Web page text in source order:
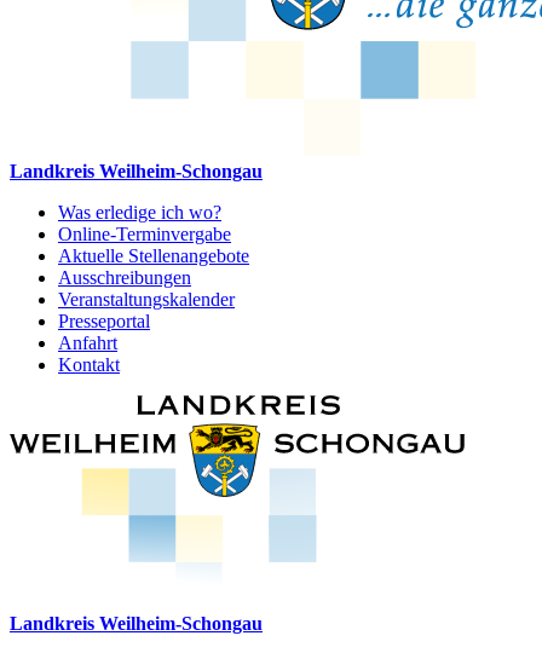
Landkreis Weilheim-Schongau
Was erledige ich wo?
Online-Terminvergabe
Aktuelle Stellenangebote
Ausschreibungen
Veranstaltungskalender
Presseportal
Anfahrt
Kontakt
Landkreis Weilheim-Schongau